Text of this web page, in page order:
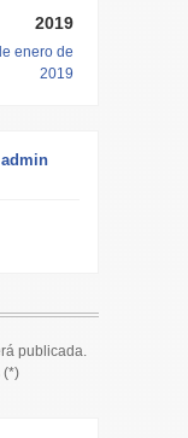
2019
enero de
2019
admin
publicada.
(*)